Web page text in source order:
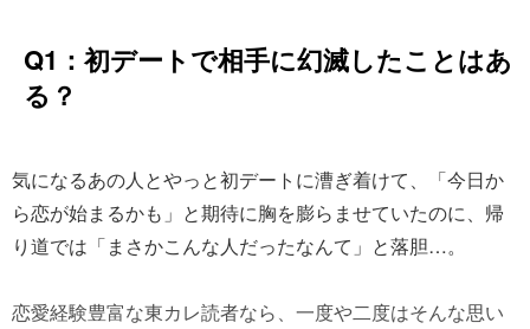
Q1：初デートで相手に幻滅したことはあ
る？
気になるあの人とやっと初デートに漕ぎ着けて、「今日か
ら恋が始まるかも」と期待に胸を膨らませていたのに、帰
り道では「まさかこんな人だったなんて」と落胆…。
恋愛経験豊富な東カレ読者なら、一度や二度はそんな思い